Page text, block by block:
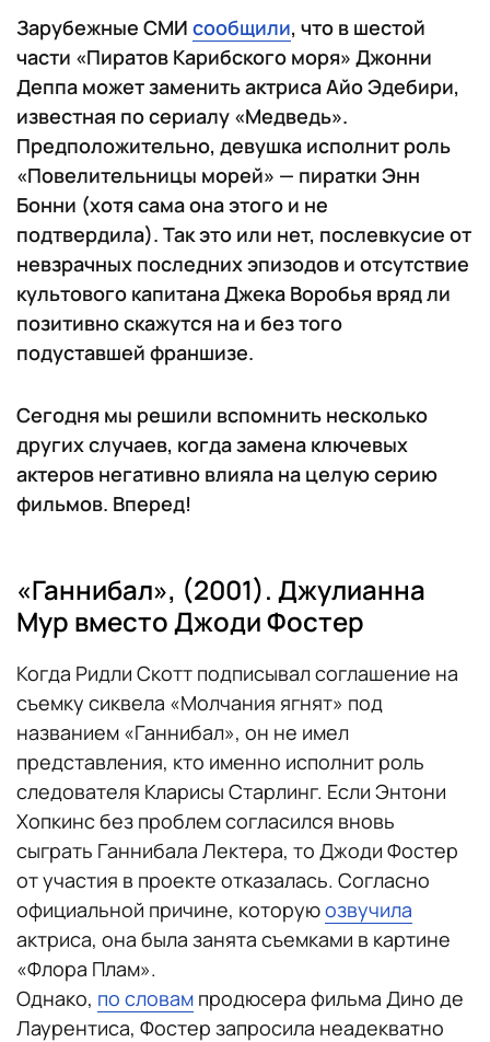
Зарубежные СМИ сообщили, что в шестой
части «Пиратов Карибского моря» Джонни
Деппа может заменить актриса Айо Эдебири,
известная по сериалу «Медведь».
Предположительно, девушка исполнит роль
«Повелительницы морей» — пиратки Энн
Бонни (хотя сама она этого и не
подтвердила). Так это или нет, послевкусие от
невзрачных последних эпизодов и отсутствие
культового капитана Джека Воробья вряд ли
позитивно скажутся на и без того
подуставшей франшизе.
Сегодня мы решили вспомнить несколько
других случаев, когда замена ключевых
актеров негативно влияла на целую серию
фильмов. Вперед!
«Ганнибал», (2001). Джулианна
Мур вместо Джоди Фостер
Когда Ридли Скотт подписывал соглашение на
съемку сиквела «Молчания ягнят» под
названием «Ганнибал», он не имел
представления, кто именно исполнит роль
следователя Кларисы Старлинг. Если Энтони
Хопкинс без проблем согласился вновь
сыграть Ганнибала Лектера, то Джоди Фостер
от участия в проекте отказалась. Согласно
официальной причине, которуюозвучила
актриса, она была занята съемками в картине
«Флора Плам».
Однако, по словам продюсера фильма Дино де
Лаурентиса, Фостер запросила неадекватно